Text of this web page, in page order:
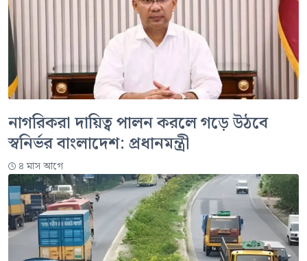
নাগরিকরা দায়িত্ব পালন করলে গড়ে উঠবে
স্বনির্ভর বাংলাদেশ: প্রধানমন্ত্রী
৪ মাস আগে